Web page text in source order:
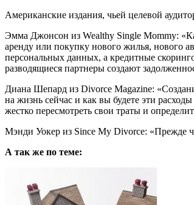
Американские издания, чьей целевой
Эмма Джонсон из Wealthy Single Mommy:
аренду или покупку нового жилья, нового
персональных данных, а кредитные
разводящиеся партнеры создают
Диана Шепард из Divorce Magazine:
на жизнь сейчас и как вы будете эти
жестко пересмотреть свои траты и
Мэнди Уокер из Since My Divorce: «Прежде
А так же по теме: